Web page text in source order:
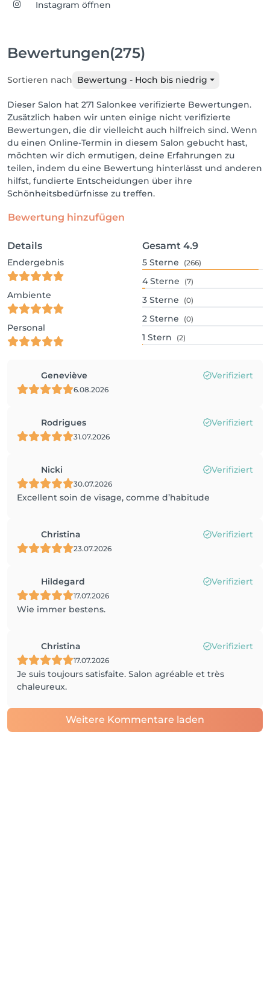
Instagram öffnen
Bewertungen(275)
Sortieren nach Bewertung - Hoch bis niedrig
Dieser Salon hat 271 Salonkee verifizierte Bewertungen.
Zusätzlich haben wir unten einige nicht verifizierte
Bewertungen, die dir vielleicht auch hilfreich sind. Wenn
du einen Online-Termin in diesem Salon gebucht hast,
möchten wir dich ermutigen, deine Erfahrungen zu
teilen, indem du eine Bewertung hinterlässt und anderen
hilfst, fundierte Entscheidungen über ihre
Schönheitsbedürfnisse zu treffen.
Bewertung hinzufügen
Details
Endergebnis
Ambiente
Personal
Gesamt 4.9
5 Sterne (266)
4 Sterne (7)
3 Sterne (0)
2 Sterne (0)
1 Stern (2)
Geneviève Verifiziert
6.08.2026
Rodrigues Verifiziert
31.07.2026
Nicki Verifiziert
30.07.2026
Excellent soin de visage, comme d’habitude
Christina Verifiziert
23.07.2026
Hildegard Verifiziert
17.07.2026
Wie immer bestens.
Christina Verifiziert
17.07.2026
Je suis toujours satisfaite. Salon agréable et très
chaleureux.
Weitere Kommentare laden